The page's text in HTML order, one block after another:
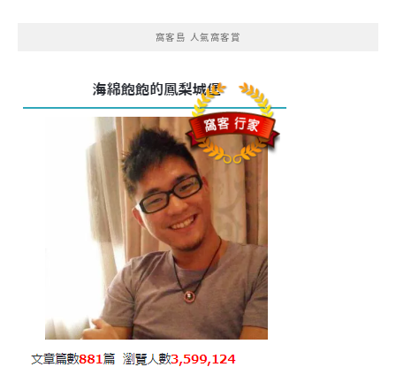
窩客島 人氣窩客賞